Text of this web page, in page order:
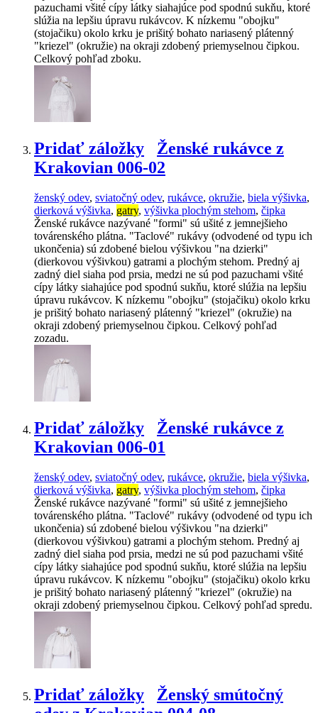
pazuchami všité cípy látky siahajúce pod spodnú sukňu, ktoré
slúžia na lepšiu úpravu rukávcov. K nízkemu "obojku"
(stojačiku) okolo krku je prišitý bohato nariasený plátenný
"kriezel" (okružie) na okraji zdobený priemyselnou čipkou.
Celkový pohľad zboku.
Pridať záložky
Ženské rukávce z
Krakovian 006-02
ženský odev, sviatočný odev, rukávce, okružie, biela výšivka,
dierková výšivka, gatry, výšivka plochým stehom, čipka
Ženské rukávce nazývané "formi" sú ušité z jemnejšieho
továrenského plátna. "Taclové" rukávy (odvodené od typu ich
ukončenia) sú zdobené bielou výšivkou "na dzierki"
(dierkovou výšivkou) gatrami a plochým stehom. Predný aj
zadný diel siaha pod prsia, medzi ne sú pod pazuchami všité
cípy látky siahajúce pod spodnú sukňu, ktoré slúžia na lepšiu
úpravu rukávcov. K nízkemu "obojku" (stojačiku) okolo krku
je prišitý bohato nariasený plátenný "kriezel" (okružie) na
okraji zdobený priemyselnou čipkou. Celkový pohľad
zozadu.
Pridať záložky
Ženské rukávce z
Krakovian 006-01
ženský odev, sviatočný odev, rukávce, okružie, biela výšivka,
dierková výšivka, gatry, výšivka plochým stehom, čipka
Ženské rukávce nazývané "formi" sú ušité z jemnejšieho
továrenského plátna. "Taclové" rukávy (odvodené od typu ich
ukončenia) sú zdobené bielou výšivkou "na dzierki"
(dierkovou výšivkou) gatrami a plochým stehom. Predný aj
zadný diel siaha pod prsia, medzi ne sú pod pazuchami všité
cípy látky siahajúce pod spodnú sukňu, ktoré slúžia na lepšiu
úpravu rukávcov. K nízkemu "obojku" (stojačiku) okolo krku
je prišitý bohato nariasený plátenný "kriezel" (okružie) na
okraji zdobený priemyselnou čipkou. Celkový pohľad spredu.
Pridať záložky
Ženský smútočný